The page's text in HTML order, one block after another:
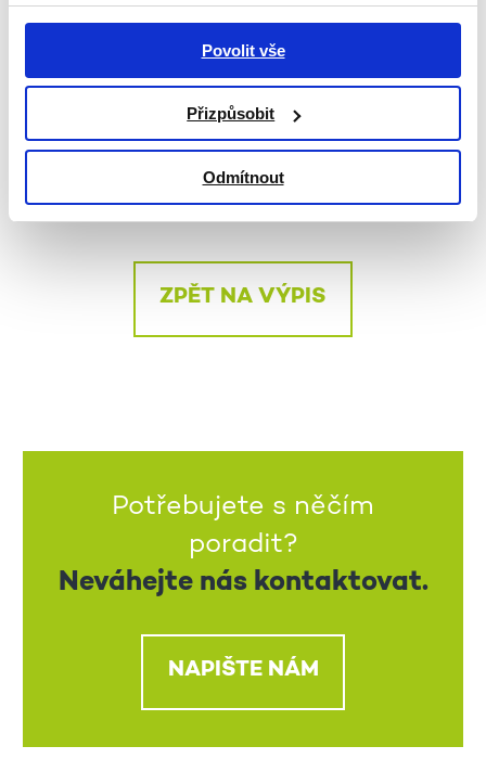
Povolit vše
Přizpůsobit
Odmítnout
a Divadlo U Valšů. Součástí je také jedno z největších
dobrovolnických center zaměřené na seniory v České
republice.
Pro více informací a fotografií prosím kontaktujte:
Veronika Gorylová 773 200 071
ZPĚT NA VÝPIS
Potřebujete s něčím
poradit?
Neváhejte nás kontaktovat.
NAPIŠTE NÁM